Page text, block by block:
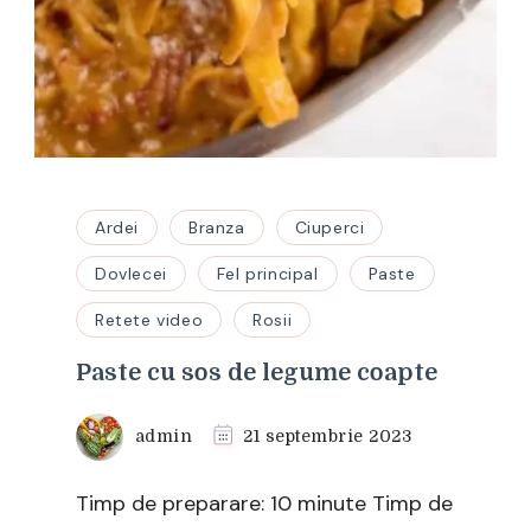
Ardei Branza Ciuperci
Dovlecei Fel principal Paste
Retete video Rosii
Paste cu sos de legume coapte
admin 21 septembrie 2023
Timp de preparare: 10 minute Timp de